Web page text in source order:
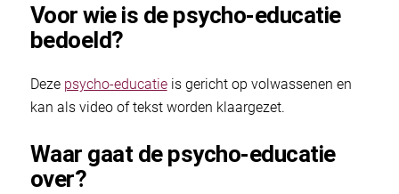
Voor wie is de psycho-educatie
bedoeld?
Deze psycho-educatieis gericht op volwassenen en
kan als video of tekst worden klaargezet.
Waar gaat de psycho-educatie
over?